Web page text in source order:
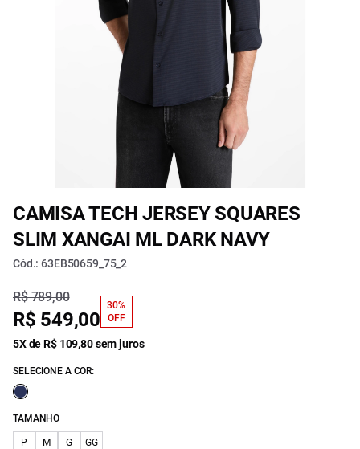
CAMISA TECH JERSEY SQUARES
SLIM XANGAI ML DARK NAVY
Cód.: 63EB50659_75_2
R$ 789,00
R$ 549,00
30%
OFF
5X de R$ 109,80 sem juros
SELECIONE A COR:
TAMANHO
P M G GG